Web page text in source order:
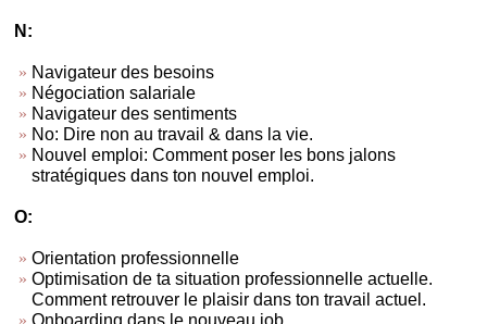
N:
Navigateur des besoins
Négociation salariale
Navigateur des sentiments
No: Dire non au travail & dans la vie.
Nouvel emploi: Comment poser les bons jalons
stratégiques dans ton nouvel emploi.
O:
Orientation professionnelle
Optimisation de ta situation professionnelle actuelle.
Comment retrouver le plaisir dans ton travail actuel.